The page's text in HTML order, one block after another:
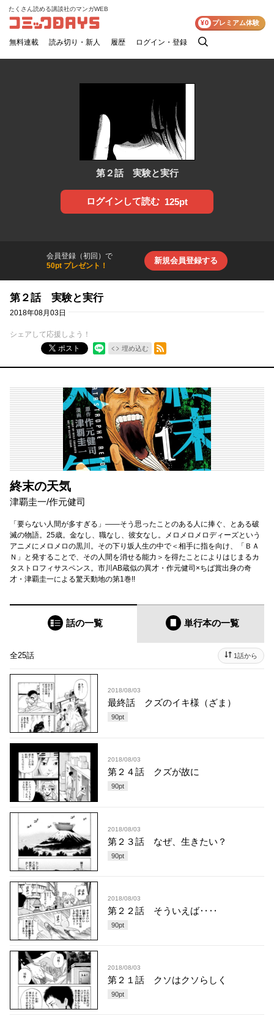
コミックDAYS
たくさん読める講談社のマンガWEB
無料連載 読み切り・新人 履歴 ログイン・登録
検
¥0 プレミアム体験
第２話 実験と実行
ログインして読む 125pt
会員登録（初回）で
50pt プレゼント！
新規会員登録する
第２話 実験と実行
2018年08月03日
シェアして応援しよう！
ポスト
埋め込む
RSSフィード
終末の天気
津覇圭一/作元健司
「要らない人間が多すぎる」――そう思ったことのある人に捧ぐ、とある破
滅の物語。25歳。金なし、職なし、彼女なし。メロメロメロディーズという
アニメにメロメロの黒川。その下り坂人生の中で＜相手に指を向け、「ＢＡ
Ｎ」と発することで、その人間を消せる能力＞を得たことによりはじまるカ
タストロフィサスペンス。市川AB蔵似の異才・作元健司×ちば賞出身の奇
才・津覇圭一による驚天動地の第1巻!!
話の一覧 単行本の一覧
全25話 1話から
2018/08/03
最終話 クズのイキ様（ざま）
90pt
2018/08/03
第２４話 クズが故に
90pt
2018/08/03
第２３話 なぜ、生きたい？
90pt
2018/08/03
第２２話 そういえば‥‥
90pt
2018/08/03
第２１話 クソはクソらしく
90pt